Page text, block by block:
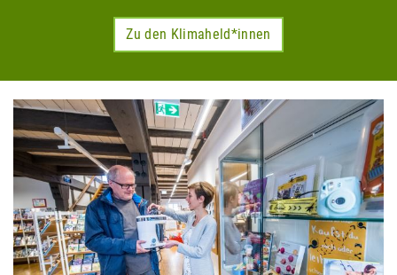
Zu den Klimaheld*innen